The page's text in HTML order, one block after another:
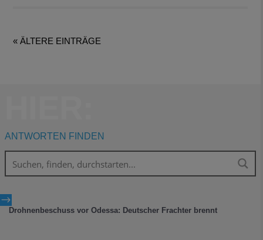
« ÄLTERE EINTRÄGE
ANTWORTEN FINDEN
$
Drohnenbeschuss vor Odessa: Deutscher Frachter brennt